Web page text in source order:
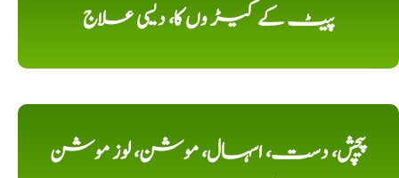
پیٹ کے کیڑ وں کا، دیسی علاج
پیچش، دست، اسہال، موشن، لوز موشن